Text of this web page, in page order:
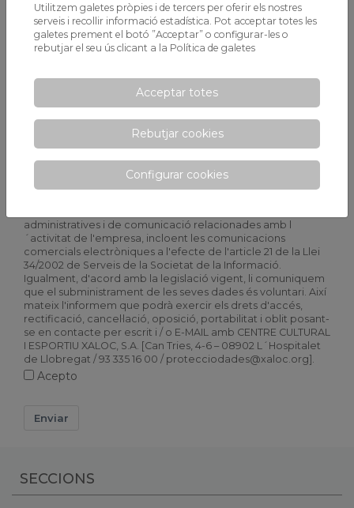
Observacions · Observaciones
Acepto la política de privacidad
CENTRE CULTURAL I ESPORTIU XALOC, S.A., garanteix el
compliment de la normativa de protecció de dades de
caràcter personal. D'acord amb la directiva Europea
679/2016 de 27 d'abril, queda vostè informat i presta el seu
consentiment a la incorporació de les seves dades a fitxers
administratives i de comunicació relacionades amb l
´activitat de l'empresa, incloent les comunicacions
comercials electròniques a l'efecte de l'article 21 de la Llei
34/2002 de Serveis de la Societat de la Informació.
Igualment, d'acord amb la legislació vigent, li comuniquem
que el subministrament de les seves dades és voluntari. Així
mateix l'informem que podrà exercir els drets d'accés,
rectificació, cancel·lació, oposició, portabilitat i oblit posant-
se en contacte per escrit i / o E-MAIL amb CENTRE CULTURAL
I ESPORTIU XALOC, S.A. [Can Tries, 4-6 – 08902 L´Hospitalet
de Llobregat / 93 335 16 00 / protecciodades@xaloc.org].
Acepto
Enviar
SECCIONS
Utilitzem galetes pròpies i de tercers per oferir els nostres
serveis i recollir informació estadística. Pot acceptar totes les
galetes prement el botó ”Acceptar” o configurar-les o
rebutjar el seu ús clicant a la Política de galetes
Acceptar totes
Rebutjar cookies
Configurar cookies